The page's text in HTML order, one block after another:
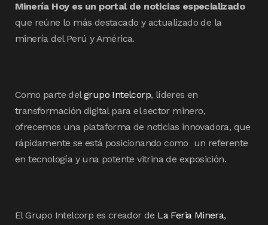
Minería Hoy es un portal de noticias especializado
que reúne lo más destacado y actualizado de la
minería del Perú y América.
Como parte delgrupo Intelcorp, líderes en
transformación digital para el sector minero,
ofrecemos una plataforma de noticias innovadora, que
rápidamente se está posicionando como un referente
en tecnología y una potente vitrina de exposición.
El Grupo Intelcorp es creador de La Feria Minera,